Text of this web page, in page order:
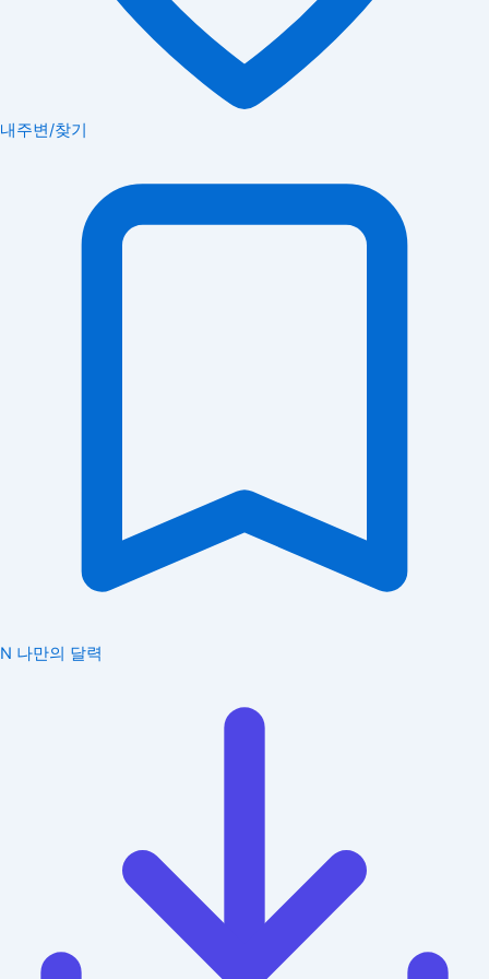
내주변/찾기
N 나만의 달력